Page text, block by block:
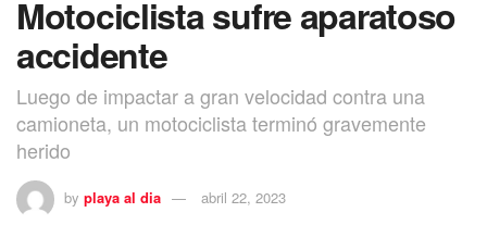
Motociclista sufre aparatoso
accidente
Luego de impactar a gran velocidad contra una
camioneta, un motociclista terminó gravemente
herido
by playa al dia abril 22, 2023